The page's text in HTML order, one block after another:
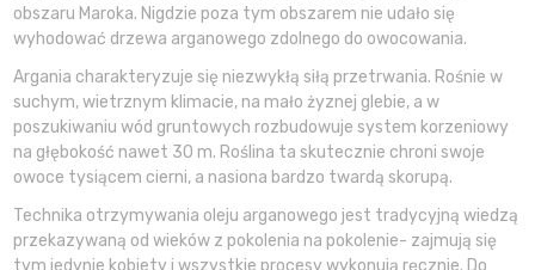
obszaru Maroka. Nigdzie poza tym obszarem nie udało się
wyhodować drzewa arganowego zdolnego do owocowania.
Argania charakteryzuje się niezwykłą siłą przetrwania. Rośnie w
suchym, wietrznym klimacie, na mało żyznej glebie, a w
poszukiwaniu wód gruntowych rozbudowuje system korzeniowy
na głębokość nawet 30 m. Roślina ta skutecznie chroni swoje
owoce tysiącem cierni, a nasiona bardzo twardą skorupą.
Technika otrzymywania oleju arganowego jest tradycyjną wiedzą
przekazywaną od wieków z pokolenia na pokolenie- zajmują się